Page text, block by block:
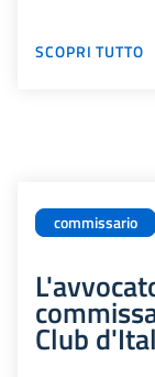
SCOPRI TUTTO
commissario
Club